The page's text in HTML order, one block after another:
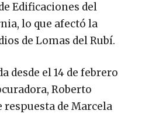
Edificaciones del
lo que afectó la
de Lomas del Rubí.
desde el 14 de febrero
Roberto
respuesta de Marcela